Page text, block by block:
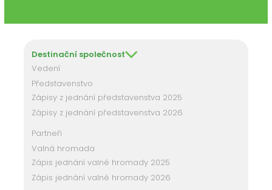
Destinační společnost
Vedení
Představenstvo
Zápisy z jednání představenstva 2025
Zápisy z jednání představenstva 2026
Partneři
Valná hromada
Zápis jednání valné hromady 2025
Zápis jednání valné hromady 2026